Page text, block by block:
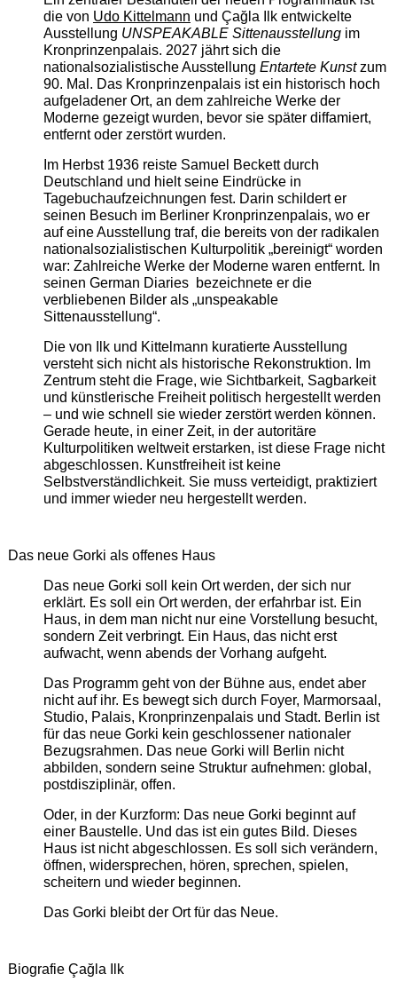
die von Udo Kittelmann und Çağla Ilk entwickelte
Ausstellung UNSPEAKABLE Sittenausstellungim
Kronprinzenpalais. 2027 jährt sich die
nationalsozialistische Ausstellung Entartete Kunstzum
90. Mal. Das Kronprinzenpalais ist ein historisch hoch
aufgeladener Ort, an dem zahlreiche Werke der
Moderne gezeigt wurden, bevor sie später diffamiert,
entfernt oder zerstört wurden.
Im Herbst 1936 reiste Samuel Beckett durch
Deutschland und hielt seine Eindrücke in
Tagebuchaufzeichnungen fest. Darin schildert er
seinen Besuch im Berliner Kronprinzenpalais, wo er
auf eine Ausstellung traf, die bereits von der radikalen
nationalsozialistischen Kulturpolitik „bereinigt“ worden
war: Zahlreiche Werke der Moderne waren entfernt. In
seinen German Diaries bezeichnete er die
verbliebenen Bilder als „unspeakable
Sittenausstellung“.
Die von Ilk und Kittelmann kuratierte Ausstellung
versteht sich nicht als historische Rekonstruktion. Im
Zentrum steht die Frage, wie Sichtbarkeit, Sagbarkeit
und künstlerische Freiheit politisch hergestellt werden
– und wie schnell sie wieder zerstört werden können.
Gerade heute, in einer Zeit, in der autoritäre
Kulturpolitiken weltweit erstarken, ist diese Frage nicht
abgeschlossen. Kunstfreiheit ist keine
Selbstverständlichkeit. Sie muss verteidigt, praktiziert
und immer wieder neu hergestellt werden.
Das neue Gorki als offenes Haus
Das neue Gorki soll kein Ort werden, der sich nur
erklärt. Es soll ein Ort werden, der erfahrbar ist. Ein
Haus, in dem man nicht nur eine Vorstellung besucht,
sondern Zeit verbringt. Ein Haus, das nicht erst
aufwacht, wenn abends der Vorhang aufgeht.
Das Programm geht von der Bühne aus, endet aber
nicht auf ihr. Es bewegt sich durch Foyer, Marmorsaal,
Studio, Palais, Kronprinzenpalais und Stadt. Berlin ist
für das neue Gorki kein geschlossener nationaler
Bezugsrahmen. Das neue Gorki will Berlin nicht
abbilden, sondern seine Struktur aufnehmen: global,
postdisziplinär, offen.
Oder, in der Kurzform: Das neue Gorki beginnt auf
einer Baustelle. Und das ist ein gutes Bild. Dieses
Haus ist nicht abgeschlossen. Es soll sich verändern,
öffnen, widersprechen, hören, sprechen, spielen,
scheitern und wieder beginnen.
Das Gorki bleibt der Ort für das Neue.
Biografie Çağla Ilk